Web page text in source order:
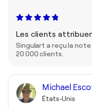
Les clients
Singulart a reçu la
20 000 clients.
Michael
États-Unis